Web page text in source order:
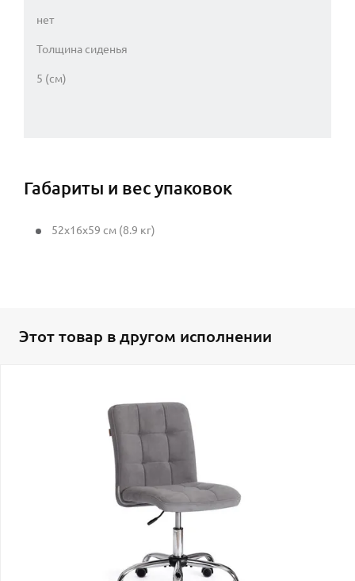
нет
Толщина сиденья
5 (см)
Габариты и вес упаковок
52x16x59 см (8.9 кг)
Этот товар в другом исполнении